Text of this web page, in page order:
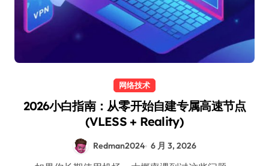
网络技术
2026小白指南：从零开始自建专属高速节点
(VLESS + Reality)
Redman2024 6 月 3, 2026